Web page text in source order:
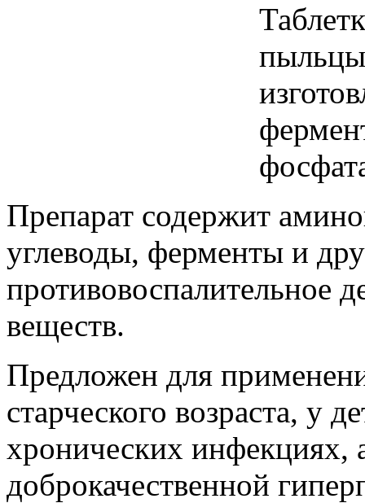
Препарат содержит
углеводы, ферменты и
противовоспалительное
веществ.
Предложен для
старческого возраста, у
хронических инфекциях,
доброкачественной